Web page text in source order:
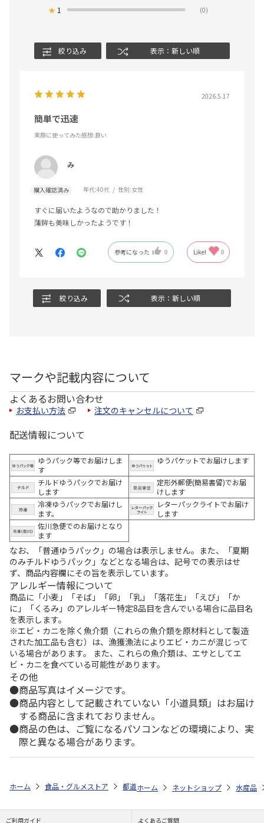
★ 1 (0)
絞り込み 表示：新しい順
2026.5.17
簡単で迅速
実際に使ってみた感想:良い
み
購入確認済み 年代:40代 性別:女性
すぐに届いたようなので助かりました！
蒲鉾も美味しかったようです！
参考になった 0 Like! 0
絞り込み 表示：新しい順
マークや記載内容について
よくあるお問い合わせ
お支払い方法 注文のキャンセルについて
配送情報について
ゆうパック等でお届けしま
す
ゆうパケットでお届けします
チルドゆうパックでお届け
します
定形外郵便(簡易書留)でお届
けします
冷凍ゆうパックでお届けし
ます。
レターパックライトでお届け
します
佐川急便でのお届けとなり
ます
なお、「普通ゆうパック」の場合は表示しません。また、「夏期
のみチルドゆうパック」などとなる場合は、記号での表示はせ
ず、商品内容欄にその旨を表示しています。
アレルギー情報について
商品に「小麦」「そば」「卵」「乳」「落花生」「えび」「か
に」「くるみ」のアレルギー特定8品目を含んでいる場合に品目名
を表示します。
※エビ・カニを除く魚介類（これらの魚介類を原材料として製造
された加工品も含む）は、漁獲漁法によりエビ・カニが混じって
いる場合があります。 また、これらの魚介類は、エサとしてエ
ビ・カニを食べている可能性があります。
その他
商品写真はイメージです。
商品内容として記載されていない「小道具類」はお届け
する商品に含まれておりません。
商品の色は、ご覧になるパソコンなどの環境により、実
際と異なる場合があります。
ホーム 食品・グルメストア 都道府県から探す 宮城県 阿部の笹
ホーム ネットショップ 水産品
ご利用ガイド よくあるご質問